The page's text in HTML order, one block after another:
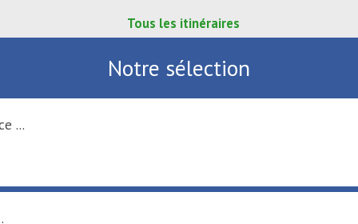
Tous les itinéraires
Notre sélection
...